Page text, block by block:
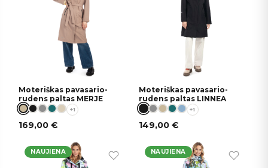
Moteriškas pavasario-
rudens paltas MERJE
+1
169,00€
Moteriškas pavasario-
rudens paltas LINNEA
+1
149,00 €
NAUJIENA NAUJIENA